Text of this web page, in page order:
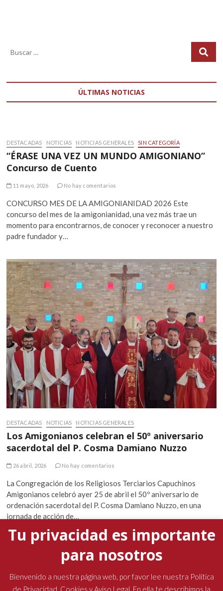
ÚLTIMAS NOTICIAS
DESTACADAS NOTICIAS NOTICIAS GENERALES SIN CATEGORÍA
“ÉRASE UNA VEZ UN MUNDO AMIGONIANO”
Concurso de Cuento
11 mayo, 2026 No hay comentarios
CONCURSO MES DE LA AMIGONIANIDAD 2026 Este
concurso del mes de la amigonianidad, una vez más trae un
momento para encontrarnos, de conocer y reconocer a nuestro
padre fundador y…
DESTACADAS NOTICIAS NOTICIAS GENERALES
Los Amigonianos celebran el 50º aniversario
sacerdotal del P. Cosma Damiano Nuzzo
26 abril, 2026 No hay comentarios
La Congregación de los Religiosos Terciarios Capuchinos
Amigonianos celebró ayer 25 de abril el 50º aniversario de
ordenación sacerdotal del P. Cosma Damiano Nuzzo, en una
jornada de acción de…
La presencia del padre general marcó la Semana
Santa en las comunidades amigonianas
Tu privacidad es importante
para nosotros
Bienvenido a nuestra página web, por favor lee nuestra Política
de Privacidad, Cookies y Aviso Legal. En ella te describimos la